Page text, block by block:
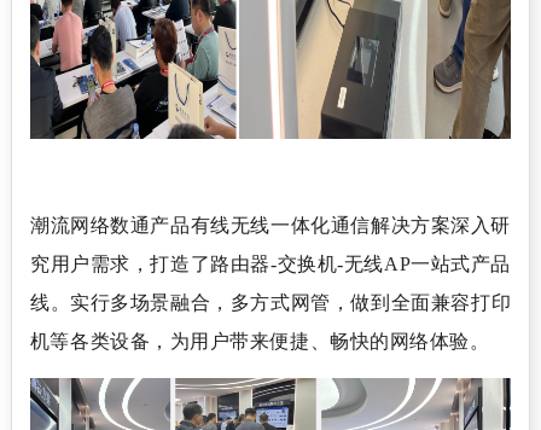
潮流网络数通产品有线无线一体化通信解决方案深入研
究用户需求，打造了路由器-交换机-无线AP一站式产品
线。 实行多场景融合，多方式网管，做到全面兼容打印
机等各类设备，为用户带来便捷、畅快的网络体验。